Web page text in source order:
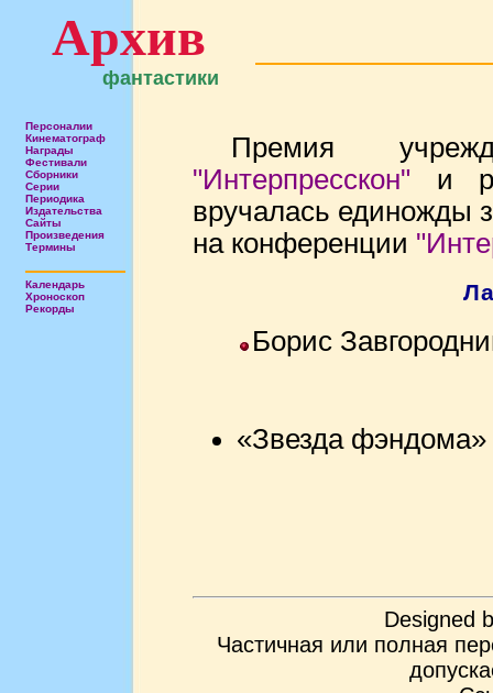
Архив
фантастики
Персоналии
Кинематограф
Награды
Фестивали
Сборники
Серии
Периодика
Издательства
Сайты
Произведения
Термины
Календарь
Хроноскоп
Рекорды
Премия
"Интерпресскон" и
вручалась единожды
на конференции
Борис
«Звезда
Designed
Частичная или полная